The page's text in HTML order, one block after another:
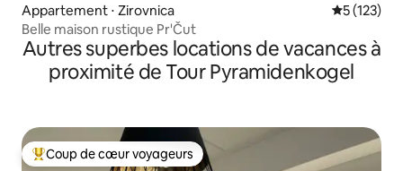
Appartement ⋅ Zirovnica Évaluation
5 (123)
Belle maison rustique Pr'Čut
Autres superbes locations de vacances à
proximité de Tour Pyramidenkogel
Coups de cœur voyageurs les plus appréciés
Coup de cœur voyageurs